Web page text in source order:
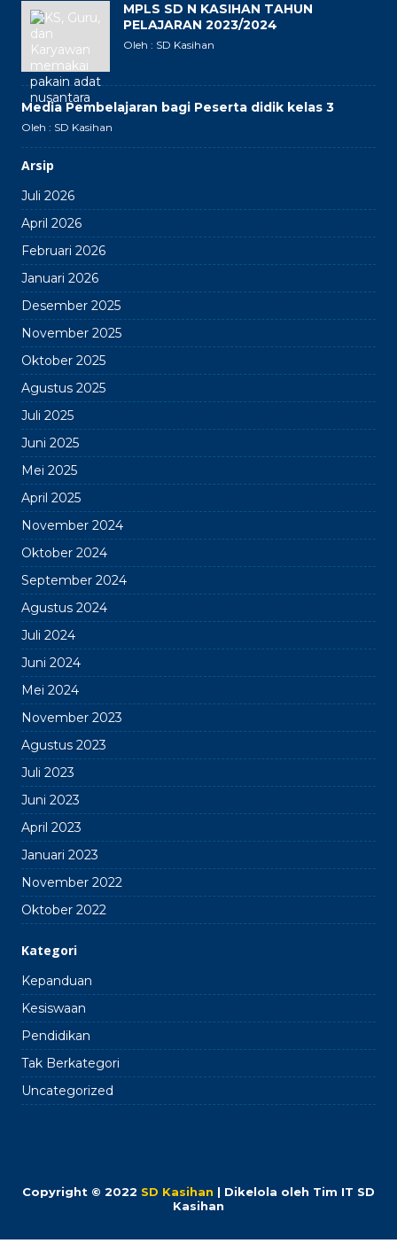
MPLS SD N KASIHAN TAHUN
PELAJARAN 2023/2024
Oleh : SD Kasihan
Media Pembelajaran bagi Peserta didik kelas 3
Oleh : SD Kasihan
Arsip
Juli 2026
April 2026
Februari 2026
Januari 2026
Desember 2025
November 2025
Oktober 2025
Agustus 2025
Juli 2025
Juni 2025
Mei 2025
April 2025
November 2024
Oktober 2024
September 2024
Agustus 2024
Juli 2024
Juni 2024
Mei 2024
November 2023
Agustus 2023
Juli 2023
Juni 2023
April 2023
Januari 2023
November 2022
Oktober 2022
Kategori
Kepanduan
Kesiswaan
Pendidikan
Tak Berkategori
Uncategorized
Copyright © 2022 SD Kasihan | Dikelola oleh Tim IT SD
Kasihan